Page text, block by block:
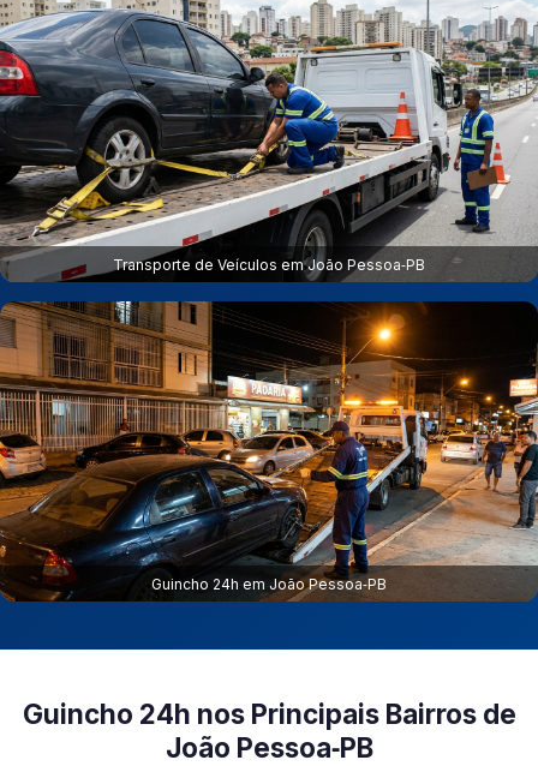
Transporte de Veículos em João Pessoa‑PB
Guincho 24h em João Pessoa‑PB
Guincho 24h nos Principais Bairros de
João Pessoa‑PB